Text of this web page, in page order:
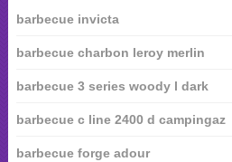
barbecue invicta
barbecue charbon leroy merlin
barbecue 3 series woody l dark
barbecue c line 2400 d campingaz
barbecue forge adour